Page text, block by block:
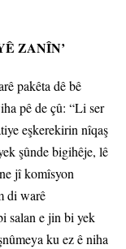
ZANÎN’
pakêta dê bê
pê de çû: “Li ser
eşkerekirin nîqaş
şûnde bigihêje, lê
jî komîsyon
di warê
salan e jin bi yek
ku ez ê niha